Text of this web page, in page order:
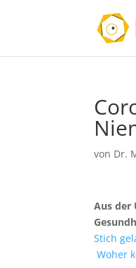
von Dr.
Aus der
Stich
Woher